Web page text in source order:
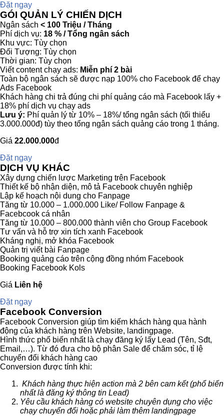
Đặt ngay
GÓI QUẢN LÝ CHIẾN DỊCH
Ngân sách < 100 Triệu / Tháng
Phí dịch vụ: 18 % / Tổng ngân sách
Khu vực: Tùy chọn
Đối Tượng: Tùy chọn
Thời gian: Tùy chọn
Viết content chạy ads: Miễn phí 2 bài
Toàn bộ ngân sách sẽ được nạp 100% cho Facebook để chạy
Ads Facebook
Khách hàng chi trả đúng chi phí quảng cáo mà Facebook lấy +
18% phí dịch vụ chạy ads
Lưu ý: Phí quản lý từ 10% – 18%/ tổng ngân sách (tối thiểu
3.000.000đ) tùy theo tổng ngân sách quảng cáo trong 1 tháng.
Giá 22.000.000đ
Đặt ngay
DỊCH VỤ KHÁC
Xây dựng chiến lược Marketing trên Facebook
Thiết kế bộ nhận diện, mô tả Facebook chuyên nghiệp
Lập kế hoạch nội dung cho Fanpage
Tăng từ 10.000 – 1.000.000 Like/ Follow Fanpage &
Facebcook cá nhân
Tăng từ 10.000 – 800.000 thành viên cho Group Facebook
Tư vấn và hỗ trợ xin tích xanh Facebook
Kháng nghị, mở khóa Facebook
Quản trị viết bài Fanpage
Booking quảng cáo trên cộng đồng nhóm Facebook
Booking Facebook Kols
Giá Liên hệ
Đặt ngay
Facebook Conversion
Facebook Conversion giúp tìm kiếm khách hàng qua hành
động của khách hàng trên Website, landingpage.
Hình thức phổ biến nhất là chạy đăng ký lấy Lead (Tên, Sđt,
Email,…). Từ đó đưa cho bộ phân Sale để chăm sóc, tỉ lệ
chuyển đổi khách hàng cao
Conversion được tính khi:
Khách hàng thực hiện action mà 2 bên cam kết (phổ biến
nhất là đăng ký thông tin Lead)
Yêu cầu khách hàng có website chuyên dụng cho việc
chạy chuyển đổi hoặc phải làm thêm landingpage